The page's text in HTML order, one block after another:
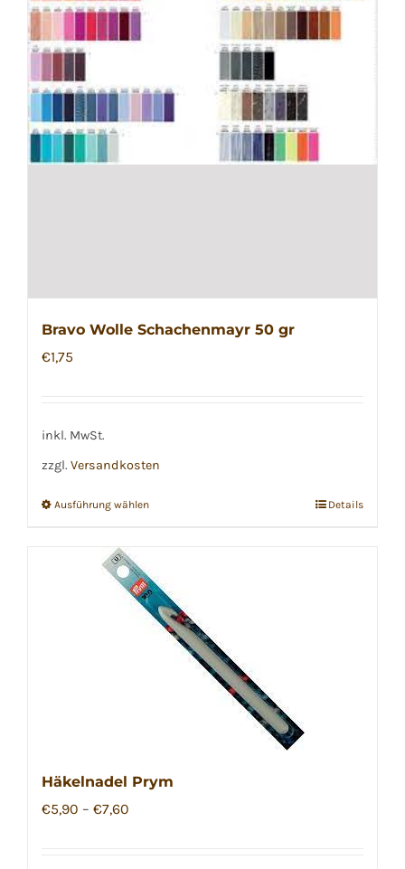
werden
Bravo Wolle Schachenmayr 50 gr
€1,75
inkl. MwSt.
zzgl. Versandkosten
Ausführung wählenDieses
mehrere
Varianten
auf.
Details
Häkelnadel Prym
€5,90 – €7,60